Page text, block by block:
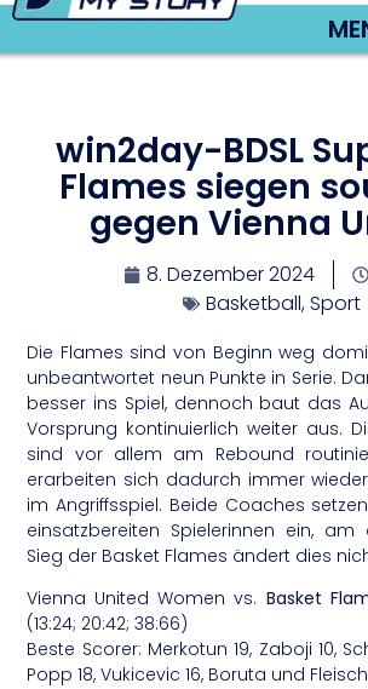
win2day-BDSL
Flames siegen
gegen Vienna
8. Dezember 2024
Basketball,Sport
Die Flames sind von Beginn weg
unbeantwortet neun Punkte in Serie.
besser ins Spiel, dennoch baut das
Vorsprung kontinuierlich weiter aus.
sind vor allem am Rebound
erarbeiten sich dadurch immer
im Angriffsspiel. Beide Coaches
einsatzbereiten Spielerinnen ein, am
Sieg der Basket Flames ändert dies
Vienna United Women vs. Basket
(13:24; 20:42; 38:66)
Beste Scorer: Merkotun 19, Zaboji 10,
Popp 18, Vukicevic 16, Boruta und